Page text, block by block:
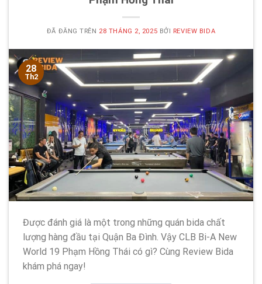
ĐÃ ĐĂNG TRÊN 28 THÁNG 2, 2025 BỞI REVIEW BIDA
28
Th2
Được đánh giá là một trong những quán bida chất
lượng hàng đầu tại Quận Ba Đình. Vậy CLB Bi-A New
World 19 Phạm Hồng Thái có gì? Cùng Review Bida
khám phá ngay!